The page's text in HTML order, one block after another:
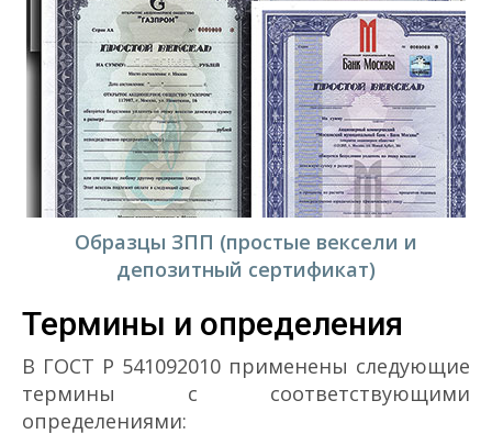
Образцы ЗПП (простые вексели и
депозитный сертификат)
Термины и определения
В ГОСТ Р 54109­2010 применены следующие
термины с соответствующими
определениями: